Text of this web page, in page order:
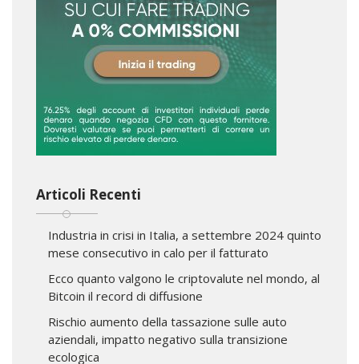
Articoli Recenti
Industria in crisi in Italia, a settembre 2024 quinto
mese consecutivo in calo per il fatturato
Ecco quanto valgono le criptovalute nel mondo, al
Bitcoin il record di diffusione
Rischio aumento della tassazione sulle auto
aziendali, impatto negativo sulla transizione
ecologica